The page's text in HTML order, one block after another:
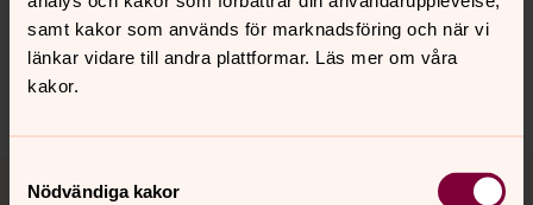
samt kakor som används för marknadsföring och när vi
länkar vidare till andra plattformar. Läs mer om våra
kakor.
Nödvändiga kakor
innehåll?
norrkoping@svenskakyrkan.se
Dela